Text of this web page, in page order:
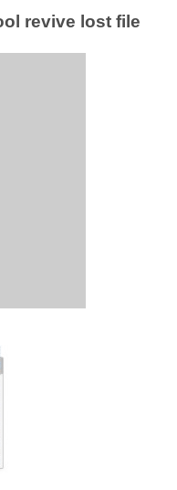
revive lost file